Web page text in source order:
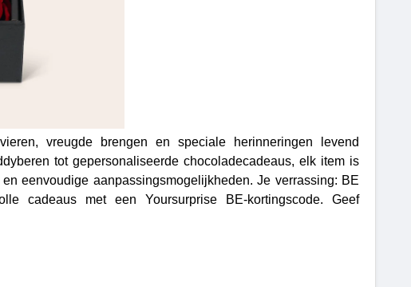
vreugde brengen en speciale herinneringen levend
tot gepersonaliseerde chocoladecadeaus, elk item is
eenvoudige aanpassingsmogelijkheden. Je verrassing: BE
cadeaus met een Yoursurprise BE-kortingscode. Geef